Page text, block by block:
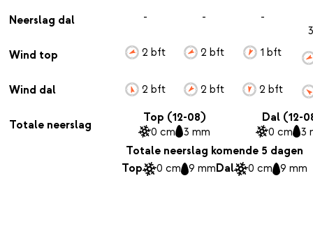
Neerslag dal
Wind top
Wind dal
Totale neerslag
-
2 bft
2 bft
-
2 bft
2 bft
-
1 bft
2 bft
Top (12-08)
0 cm 3 mm
Dal (12-
0 cm 3
Totale neerslag komende 5 dagen
Top
0 cm 9 mmDal 0 cm 9 mm